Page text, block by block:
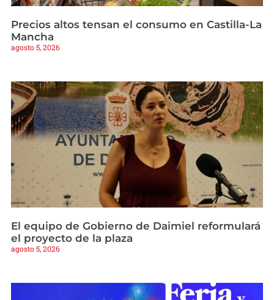
Precios altos tensan el consumo en Castilla-La
Mancha
agosto 5, 2026
El equipo de Gobierno de Daimiel reformulará
el proyecto de la plaza
agosto 5, 2026